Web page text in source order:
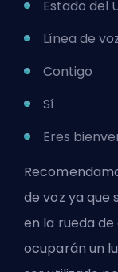
Estado del
Línea de
Contigo
Sí
Eres
de voz ya que
en la rueda
ocuparán un